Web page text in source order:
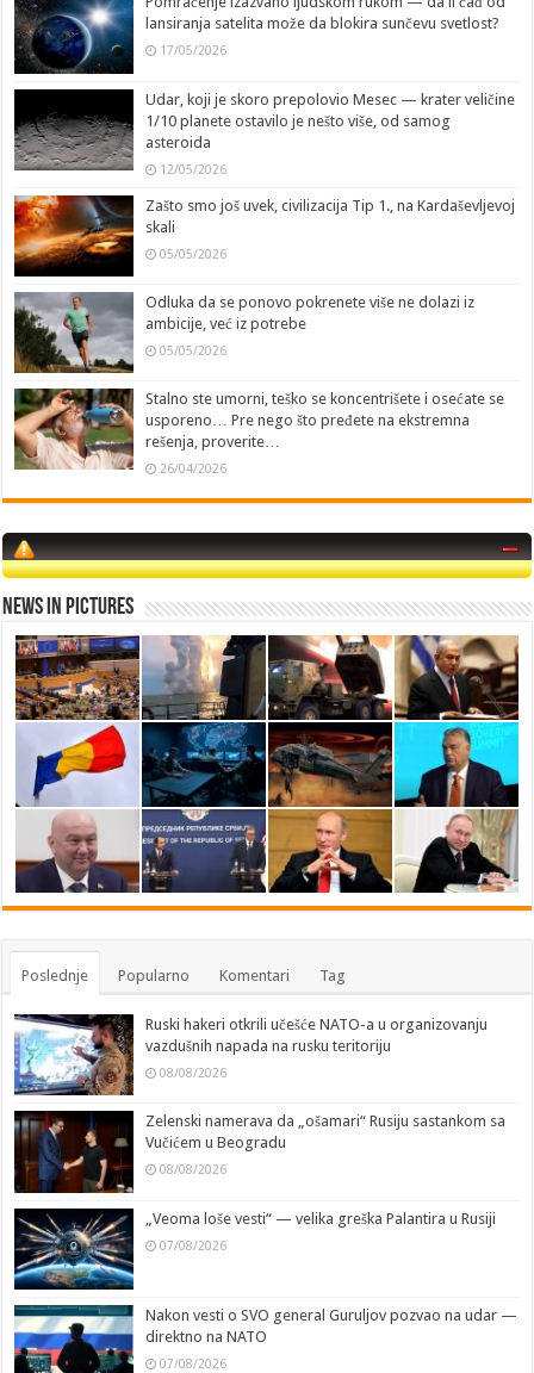
lansiranja satelita može da blokira sunčevu svetlost?
17/05/2026
Udar, koji je skoro prepolovio Mesec — krater veličine
1/10 planete ostavilo je nešto više, od samog
asteroida
12/05/2026
Zašto smo još uvek, civilizacija Tip 1., na Kardaševljevoj
skali
05/05/2026
Odluka da se ponovo pokrenete više ne dolazi iz
ambicije, već iz potrebe
05/05/2026
Stalno ste umorni, teško se koncentrišete i osećate se
usporeno… Pre nego što pređete na ekstremna
rešenja, proverite…
26/04/2026
News in Pictures
Poslednje Popularno Komentari Tag
Ruski hakeri otkrili učešće NATO-a u organizovanju
vazdušnih napada na rusku teritoriju
08/08/2026
Zelenski namerava da „ošamari“ Rusiju sastankom sa
Vučićem u Beogradu
08/08/2026
„Veoma loše vesti“ — velika greška Palantira u Rusiji
07/08/2026
Nakon vesti o SVO general Guruljov pozvao na udar —
direktno na NATO
07/08/2026